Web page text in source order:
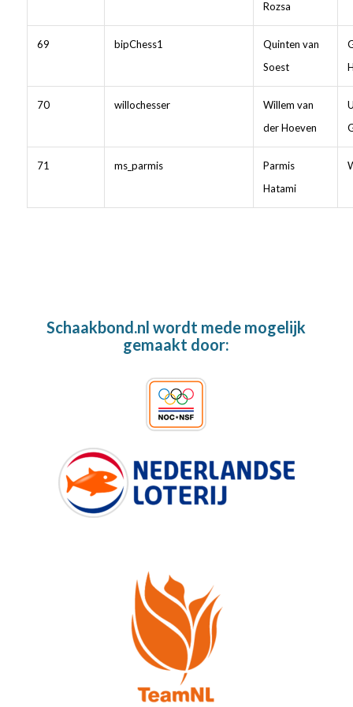
Rozsa
69 bipChess1
Quinten van
Soest
70 willochesser
Willem van
der Hoeven
71 ms_parmis
Parmis
Hatami
Schaakbond.nl wordt mede mogelijk
gemaakt door: